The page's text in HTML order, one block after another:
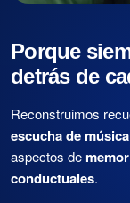
Porque
detrás de
Reconstruimos
escucha de
aspectos de
conductuales.